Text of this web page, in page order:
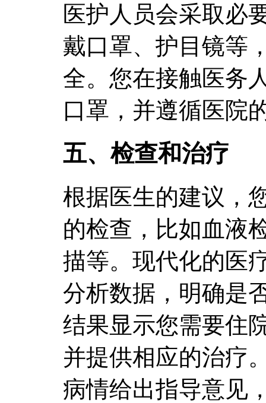
医护人员会采取必
戴口罩、护目镜等
全。您在接触医务
口罩，并遵循医院
五、检查和治疗
根据医生的建议，
的检查，比如血液
描等。现代化的医
分析数据，明确是
结果显示您需要住
并提供相应的治疗
病情给出指导意见